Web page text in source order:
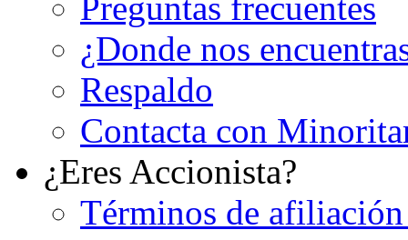
Preguntas frecuentes
¿Donde nos
Respaldo
Contacta con
¿Eres Accionista?
Términos de